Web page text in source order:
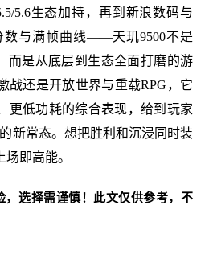
5.6生态加持，再到新浪数码与
数与满帧曲线——天玑9500不是
而是从底层到生态全面打磨的游
战还是开放世界与重载RPG，它
更低功耗的综合表现，给到玩家
新常态。想把胜利和沉浸同时装
即高能。
，选择需谨慎！此文仅供参考，不